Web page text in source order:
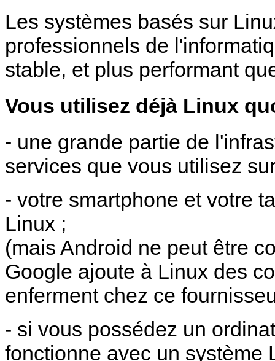
Les systèmes basés sur
professionnels de
stable, et plus performant
Vous utilisez déjà Linux
- une grande partie de
services que vous utilisez
- votre smartphone et votre
Linux ;
(mais Android ne peut être
Google ajoute à Linux des
enferment chez ce
- si vous possédez un
fonctionne avec un système